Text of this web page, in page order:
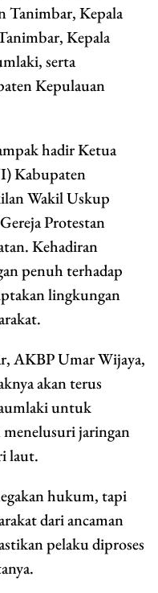
Tanimbar, Kepala
Kepala
serta
Kepulauan
hadir Ketua
Kabupaten
Wakil Uskup
Protestan
Kehadiran
penuh terhadap
lingkungan
AKBP Umar Wijaya,
akan terus
untuk
jaringan
laut.
hukum, tapi
dari ancaman
pelaku diproses